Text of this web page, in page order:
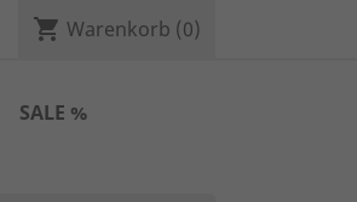
shopping_cart Warenkorb (0)
SALE %